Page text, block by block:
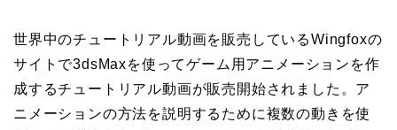
世界中のチュートリアル動画を販売しているWingfoxの
サイトで3dsMaxを使ってゲーム用アニメーションを作
成するチュートリアル動画が販売開始されました。ア
ニメーションの方法を説明するために複数の動きを使